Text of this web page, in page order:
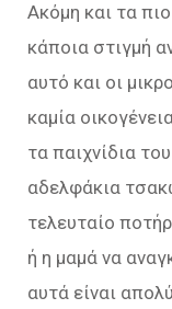
Ακόμη και τα
κάποια στιγμή
αυτό και οι
καμία
τα παιχνίδια
αδελφάκια
τελευταίο
ή η μαμά να
αυτά είναι